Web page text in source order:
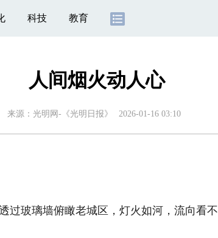
科技 教育
人间烟火动人心
来源： 光明网-《光明日报》 2026-01-16 03:10
玻璃墙俯瞰老城区，灯火如河，流向看不